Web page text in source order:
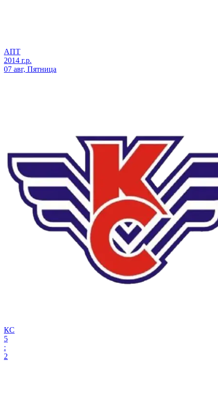
АПТ
2014 г.р.
07 авг, Пятница
КС
5
:
2